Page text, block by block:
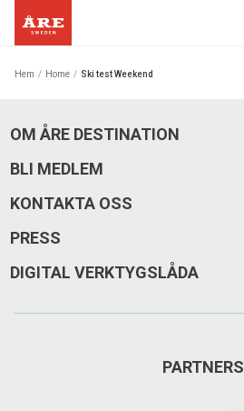
Hem / Home / Ski test Weekend
OM ÅRE DESTINATION
BLI MEDLEM
KONTAKTA OSS
PRESS
DIGITAL VERKTYGSLÅDA
PARTNERS